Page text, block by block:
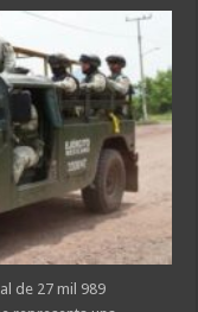
de 27 mil 989